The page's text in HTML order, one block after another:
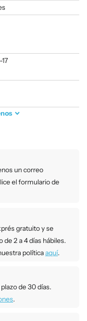
un correo
el formulario de
gratuito y se
de 2 a 4 días hábiles.
políticaaquí.
de 30 días.
.